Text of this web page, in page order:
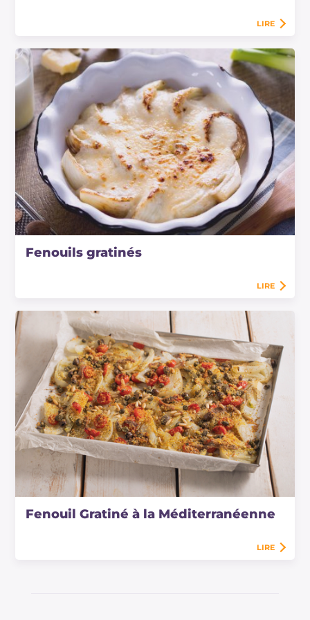
LIRE
Fenouils gratinés
LIRE
Fenouil Gratiné à la Méditerranéenne
LIRE